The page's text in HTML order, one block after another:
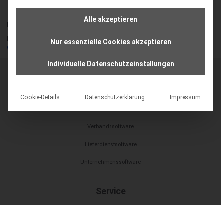
Der Auszug aus dem Verbändereport ist als
Erfahren Sie mehr über den deutschen SanOA auf der
Webseite des SanOA e.V.
Alle akzeptieren
Nur essenzielle Cookies akzeptieren
Individuelle Datenschutzeinstellungen
Cookie-Details Datenschutzerklärung Impressum
Verbandssoftware
Lieferdienstsoftware
Unternehmenssoftware
Service